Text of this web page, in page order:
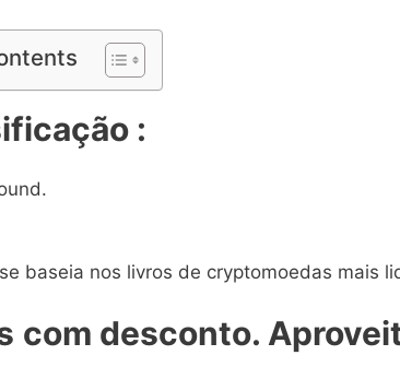
:
baseia nos livros de cryptomoedas mais
com desconto.